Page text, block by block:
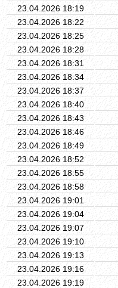
23.04.2026 18:19
23.04.2026 18:22
23.04.2026 18:25
23.04.2026 18:28
23.04.2026 18:31
23.04.2026 18:34
23.04.2026 18:37
23.04.2026 18:40
23.04.2026 18:43
23.04.2026 18:46
23.04.2026 18:49
23.04.2026 18:52
23.04.2026 18:55
23.04.2026 18:58
23.04.2026 19:01
23.04.2026 19:04
23.04.2026 19:07
23.04.2026 19:10
23.04.2026 19:13
23.04.2026 19:16
23.04.2026 19:19